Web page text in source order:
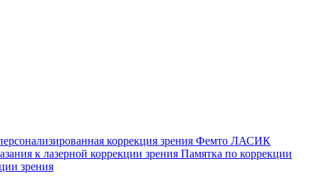
коррекция зрения Фемто ЛАСИК
к лазерной коррекции зрения Памятка по коррекции
зрения